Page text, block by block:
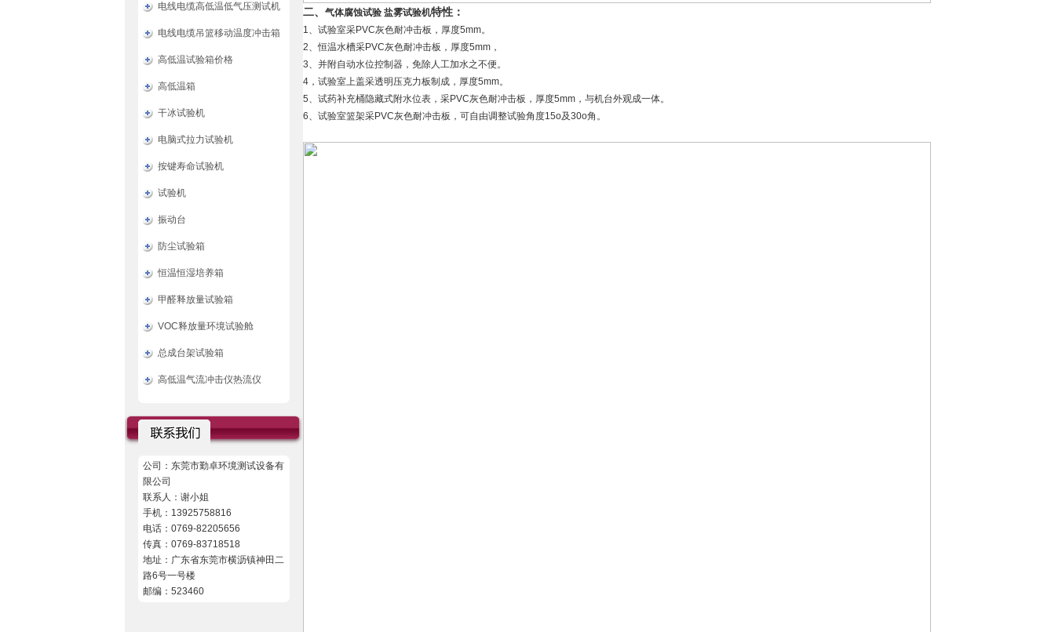
电线电缆高低温低气压测试机
电线电缆吊篮移动温度冲击箱
高低温试验箱价格
高低温箱
干冰试验机
电脑式拉力试验机
按键寿命试验机
试验机
振动台
防尘试验箱
恒温恒湿培养箱
甲醛释放量试验箱
VOC释放量环境试验舱
总成台架试验箱
高低温气流冲击仪热流仪
公司：东莞市勤卓环境测试设备有
限公司
联系人：谢小姐
手机：13925758816
电话：0769-82205656
传真：0769-83718518
地址：广东省东莞市横沥镇神田二
路6号一号楼
邮编：523460
二、 气体腐蚀试验 盐雾试验机特性：
1、试验室采PVC灰色耐冲击板，厚度5mm。
2、恒温水槽采PVC灰色耐冲击板，厚度5mm，
3、并附自动水位控制器，免除人工加水之不便。
4，试验室上盖采透明压克力板制成，厚度5mm。
5、试药补充桶隐藏式附水位表，采PVC灰色耐冲击板，厚度5mm，与机台外观成一体。
6、试验室篮架采PVC灰色耐冲击板，可自由调整试验角度15o及30o角。